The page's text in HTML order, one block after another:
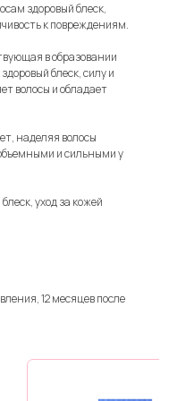
здоровый блеск,
к повреждениям.
в образовании
блеск, силу и
волосы и обладает
наделяя волосы
и сильными у
уход за кожей
12 месяцев после